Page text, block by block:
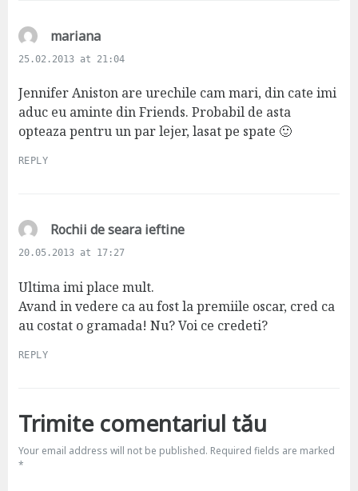
marianas
a
s
:
25.02.2013 at 21:04
Jennifer Aniston are urechile cam mari, din cate imi
aduc eu aminte din Friends. Probabil de asta
opteaza pentru un par lejer, lasat pe spate 🙂
REPLY
Rochii de seara ieftines
:
20.05.2013 at 17:27
Ultima imi place mult.
Avand in vedere ca au fost la premiile oscar, cred ca
au costat o gramada! Nu? Voi ce credeti?
REPLY
Trimite comentariul tău
Your email address will not be published. Required fields are marked
*